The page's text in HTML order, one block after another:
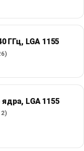
ГГц, LGA 1155
LGA 1155